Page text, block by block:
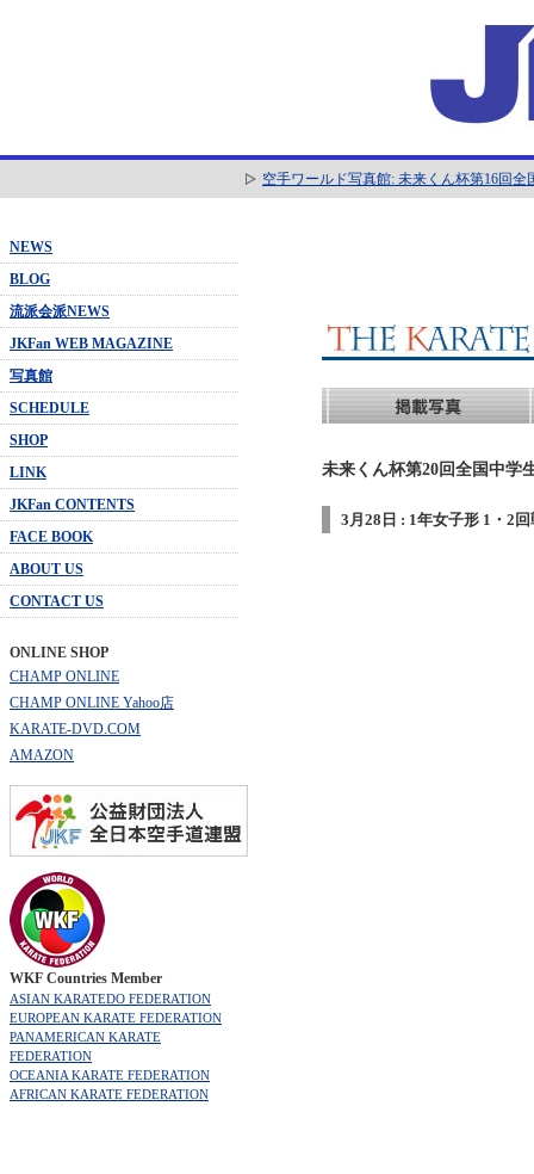
空手ワールド写真館: 未来くん杯第16回
NEWS
BLOG
流派会派NEWS
JKFan WEB MAGAZINE
写真館
SCHEDULE
SHOP
LINK
JKFan CONTENTS
FACE BOOK
ABOUT US
CONTACT US
ONLINE SHOP
CHAMP ONLINE
CHAMP ONLINE Yahoo店
KARATE-DVD.COM
AMAZON
WKF Countries Member
ASIAN KARATEDO FEDERATION
EUROPEAN KARATE FEDERATION
PANAMERICAN KARATE
FEDERATION
OCEANIA KARATE FEDERATION
AFRICAN KARATE FEDERATION
未来くん杯第20回全国中学
3月28日 : 1年女子形 1・2